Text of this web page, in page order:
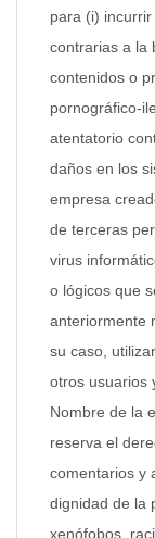
para (i)
contrarias a la
contenidos o
pornográfico-
atentatorio
daños en los
empresa
de terceras
virus
o lógicos que
anteriormente
su caso,
otros usuarios
Nombre de la
reserva el
comentarios y
dignidad de la
xenófobos,